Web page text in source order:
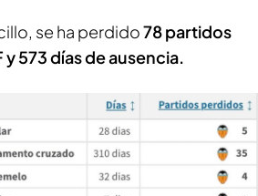
se ha perdido78 partidos
y 573 días de ausencia.